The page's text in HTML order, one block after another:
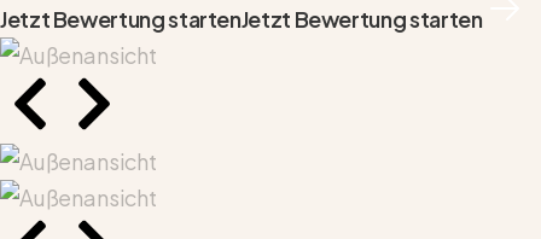
Jetzt Bewertung startenJetzt Bewertung starten